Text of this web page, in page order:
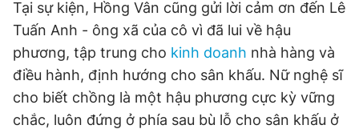
Tại sự kiện, Hồng Vân cũng gửi lời cảm ơn đến Lê
Tuấn Anh - ông xã của cô vì đã lui về hậu
phương, tập trung cho kinh doanh nhà hàng và
điều hành, định hướng cho sân khấu. Nữ nghệ sĩ
cho biết chồng là một hậu phương cực kỳ vững
chắc, luôn đứng ở phía sau bù lỗ cho sân khấu ở